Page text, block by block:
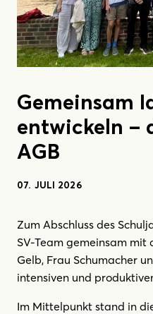
Gemeinsam
entwickeln –
AGB
07. JULI 2026
Zum Abschluss des
SV-Team gemeinsam mit
Gelb, Frau Schumacher
intensiven und
Im Mittelpunkt stand in